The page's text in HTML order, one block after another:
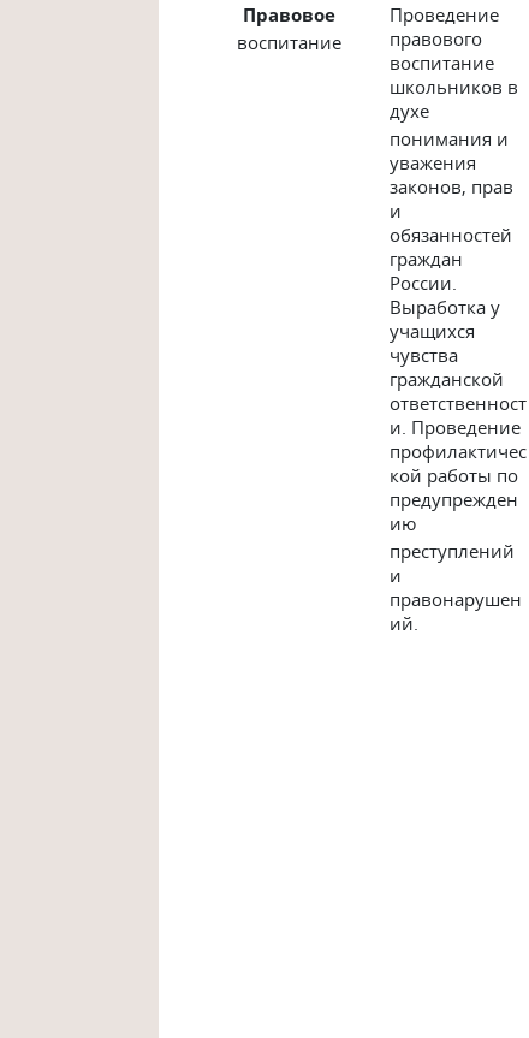
Правовое
воспитание
Проведение
правового
воспитание
школьников в
духе
понимания и
уважения
законов, прав
и
обязанностей
граждан
России.
Выработка у
учащихся
чувства
гражданской
ответственност
и. Проведение
профилактичес
кой работы по
предупрежден
ию
преступлений
и
правонарушен
ий.